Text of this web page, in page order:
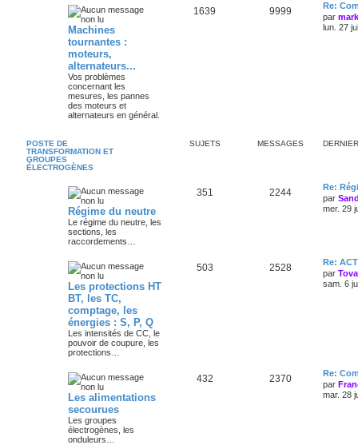
Machines
tournantes :
moteurs,
alternateurs...
Vos problèmes
concernant les
mesures, les pannes
des moteurs et
alternateurs en général.
1639 9999
Re:
par
lun. 27
POSTE DE
TRANSFORMATION ET
GROUPES
ÉLECTROGÈNES
SUJETS MESSAGES
Régime du neutre
Le régime du neutre, les
sections, les
raccordements…
351 2244
Re:
par
mer. 29
Les protections HT
BT, les TC,
comptage, les
énergies : S, P, Q
Les intensités de CC, le
pouvoir de coupure, les
protections…
503 2528
Re:
par
sam. 6
Les alimentations
secourues
Les groupes
électrogènes, les
onduleurs…
432 2370
Re:
par
mar. 28